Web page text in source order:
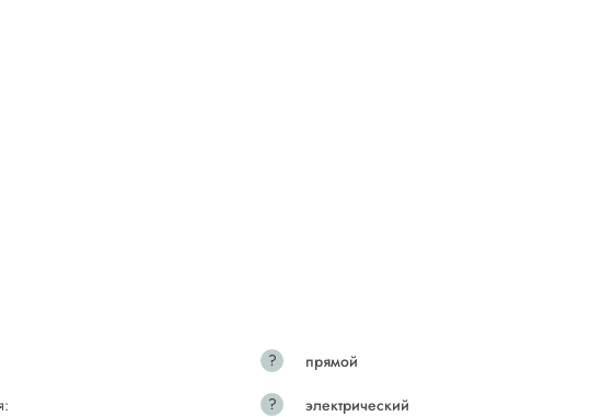
?
прямой
?
электрический